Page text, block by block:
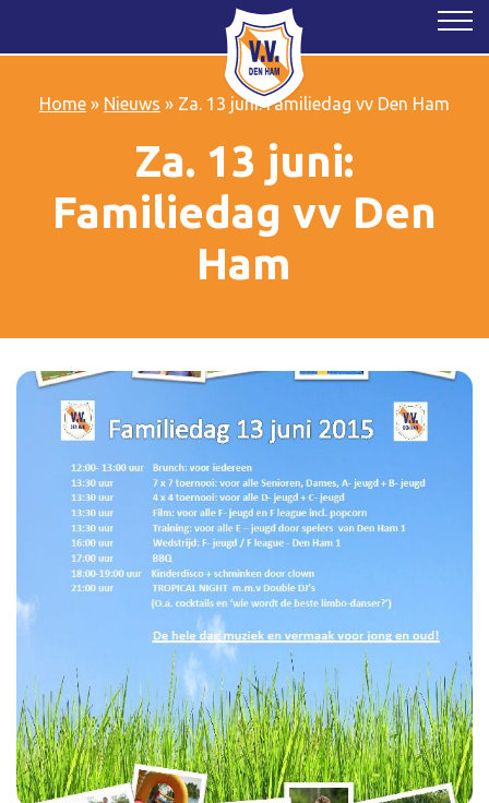
Home» Nieuws » Za. 13 juni: Familiedag vv Den Ham
Za. 13 juni:
Familiedag vv Den
Ham